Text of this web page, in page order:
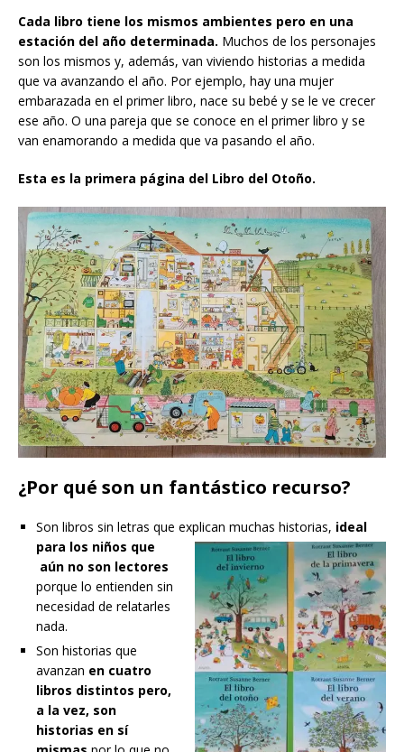
Cada libro tiene los mismos ambientes pero en una
estación del año determinada. Muchos de los personajes
son los mismos y, además, van viviendo historias a medida
que va avanzando el año. Por ejemplo, hay una mujer
embarazada en el primer libro, nace su bebé y se le ve crecer
ese año. O una pareja que se conoce en el primer libro y se
van enamorando a medida que va pasando el año.
Esta es la primera página del Libro del Otoño.
¿Por qué son un fantástico recurso?
Son libros sin letras que explican muchas historias, ideal
para los niños que
aún no son lectores
porque lo entienden sin
necesidad de relatarles
nada.
Son historias que
avanzan en cuatro
libros distintos pero,
a la vez, son
historias en sí